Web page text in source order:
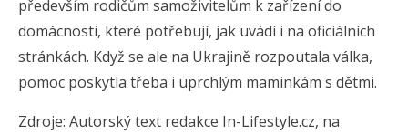
především rodičům samoživitelům k zařízení do
domácnosti, které potřebují, jak uvádí i na oficiálních
stránkách. Když se ale na Ukrajině rozpoutala válka,
pomoc poskytla třeba i uprchlým maminkám s dětmi.
Zdroje: Autorský text redakce In-Lifestyle.cz, na